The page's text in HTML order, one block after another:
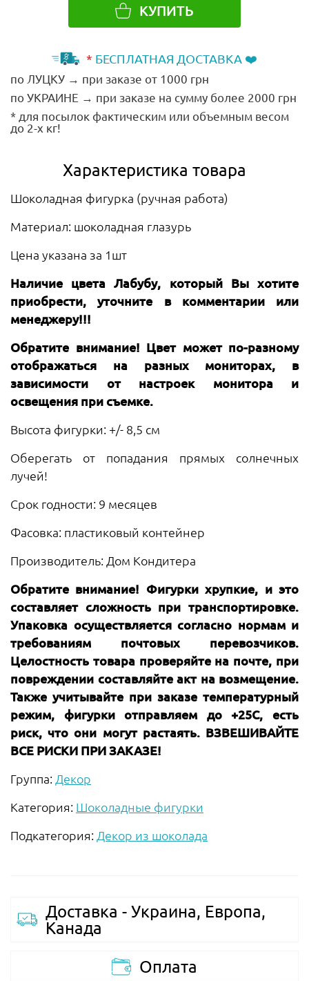
КУПИТЬ
* БЕСПЛАТНАЯ ДОСТАВКА ❤️
по ЛУЦКУ → при заказе от 1000 грн
по УКРАИНЕ → при заказе на сумму более 2000 грн
* для посылок фактическим или объемным весом
до 2-х кг!
Характеристика товара
Шоколадная фигурка (ручная работа)
Материал: шоколадная глазурь
Цена указана за 1шт
Наличие цвета Лабубу, который Вы хотите
приобрести, уточните в комментарии или
менеджеру!!!
Обратите внимание! Цвет может по-разному
отображаться на разных мониторах, в
зависимости от настроек монитора и
освещения при съемке.
Высота фигурки: +/- 8,5 см
Оберегать от попадания прямых солнечных
лучей!
Срок годности: 9 месяцев
Фасовка: пластиковый контейнер
Производитель: Дом Кондитера
Обратите внимание! Фигурки хрупкие, и это
составляет сложность при транспортировке.
Упаковка осуществляется согласно нормам и
требованиям почтовых перевозчиков.
Целостность товара проверяйте на почте, при
повреждении составляйте акт на возмещение.
Также учитывайте при заказе температурный
режим, фигурки отправляем до +25С, есть
риск, что они могут растаять. ВЗВЕШИВАЙТЕ
ВСЕ РИСКИ ПРИ ЗАКАЗЕ!
Группа: Декор
Категория: Шоколадные фигурки
Подкатегория: Декор из шоколада
Доставка - Украина, Европа,
Канада
Оплата